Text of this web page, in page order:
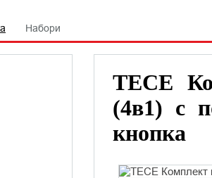
Набори
TECE
(4в1) с
кнопка